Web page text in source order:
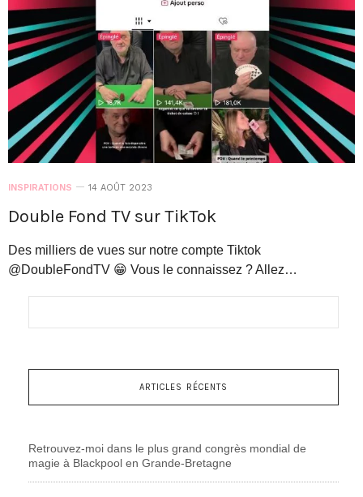
INSPIRATIONS 14 AOÛT 2023
Double Fond TV sur TikTok
Des milliers de vues sur notre compte Tiktok
@DoubleFondTV 😁 Vous le connaissez ? Allez…
ARTICLES RÉCENTS
Retrouvez-moi dans le plus grand congrès mondial de
magie à Blackpool en Grande-Bretagne